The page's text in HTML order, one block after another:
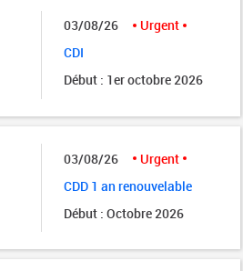
03/08/26
Urgent
CDI
Début : 1er octobre 2026
03/08/26
Urgent
CDD 1 an renouvelable
Début : Octobre 2026